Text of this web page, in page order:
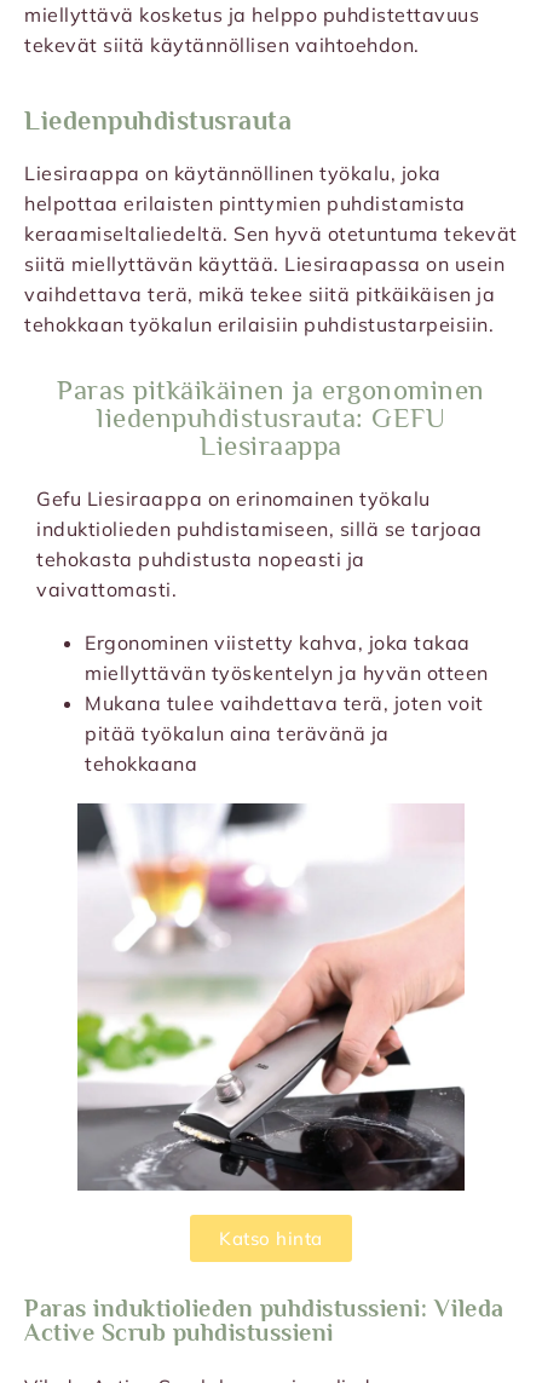
miellyttävä kosketus ja helppo puhdistettavuus
tekevät siitä käytännöllisen vaihtoehdon.
Liedenpuhdistusrauta
Liesiraappa on käytännöllinen työkalu, joka
helpottaa erilaisten pinttymien puhdistamista
keraamiseltaliedeltä. Sen hyvä otetuntuma tekevät
siitä miellyttävän käyttää. Liesiraapassa on usein
vaihdettava terä, mikä tekee siitä pitkäikäisen ja
tehokkaan työkalun erilaisiin puhdistustarpeisiin.
Paras pitkäikäinen ja ergonominen
liedenpuhdistusrauta: GEFU
Liesiraappa
Gefu Liesiraappa on erinomainen työkalu
induktiolieden puhdistamiseen, sillä se tarjoaa
tehokasta puhdistusta nopeasti ja
vaivattomasti.
Ergonominen viistetty kahva, joka takaa
miellyttävän työskentelyn ja hyvän otteen
Mukana tulee vaihdettava terä, joten voit
pitää työkalun aina terävänä ja
tehokkaana
Katso hinta
Paras induktiolieden puhdistussieni: Vileda
Active Scrub puhdistussieni